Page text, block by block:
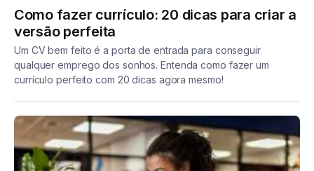
Como fazer currículo: 20 dicas para criar a
versão perfeita
Um CV bem feito é a porta de entrada para conseguir
qualquer emprego dos sonhos. Entenda como fazer um
currículo perfeito com 20 dicas agora mesmo!